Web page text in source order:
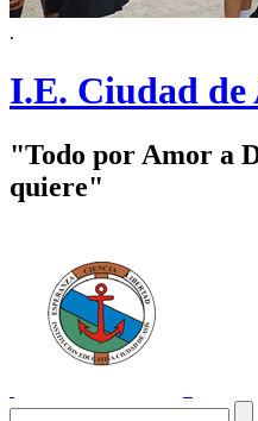
.
I.E. Ciudad de
"Todo por Amor a
quiere"